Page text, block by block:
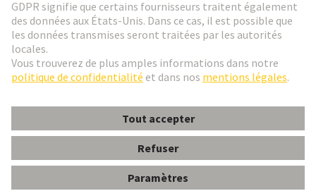
France Français
© HARTING Technology Group
ContactPolitique de confidentialité
Conditions Générales de Vente